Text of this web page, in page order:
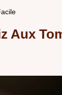
Aux